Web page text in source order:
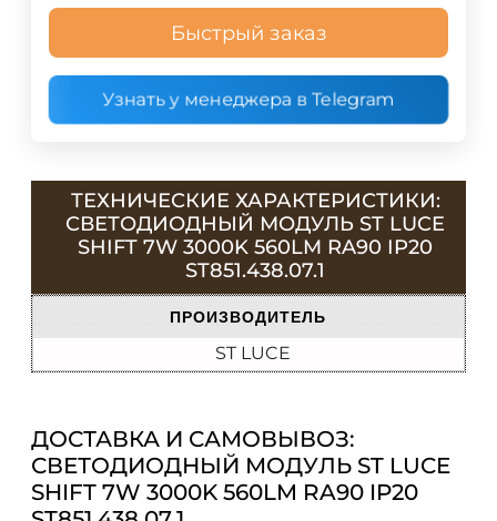
Быстрый заказ
Узнать у менеджера в Telegram
ТЕХНИЧЕСКИЕ ХАРАКТЕРИСТИКИ:
СВЕТОДИОДНЫЙ МОДУЛЬ ST LUCE
SHIFT 7W 3000K 560LM RA90 IP20
ST851.438.07.1
ПРОИЗВОДИТЕЛЬ
ST LUCE
ДОСТАВКА И САМОВЫВОЗ:
СВЕТОДИОДНЫЙ МОДУЛЬ ST LUCE
SHIFT 7W 3000K 560LM RA90 IP20